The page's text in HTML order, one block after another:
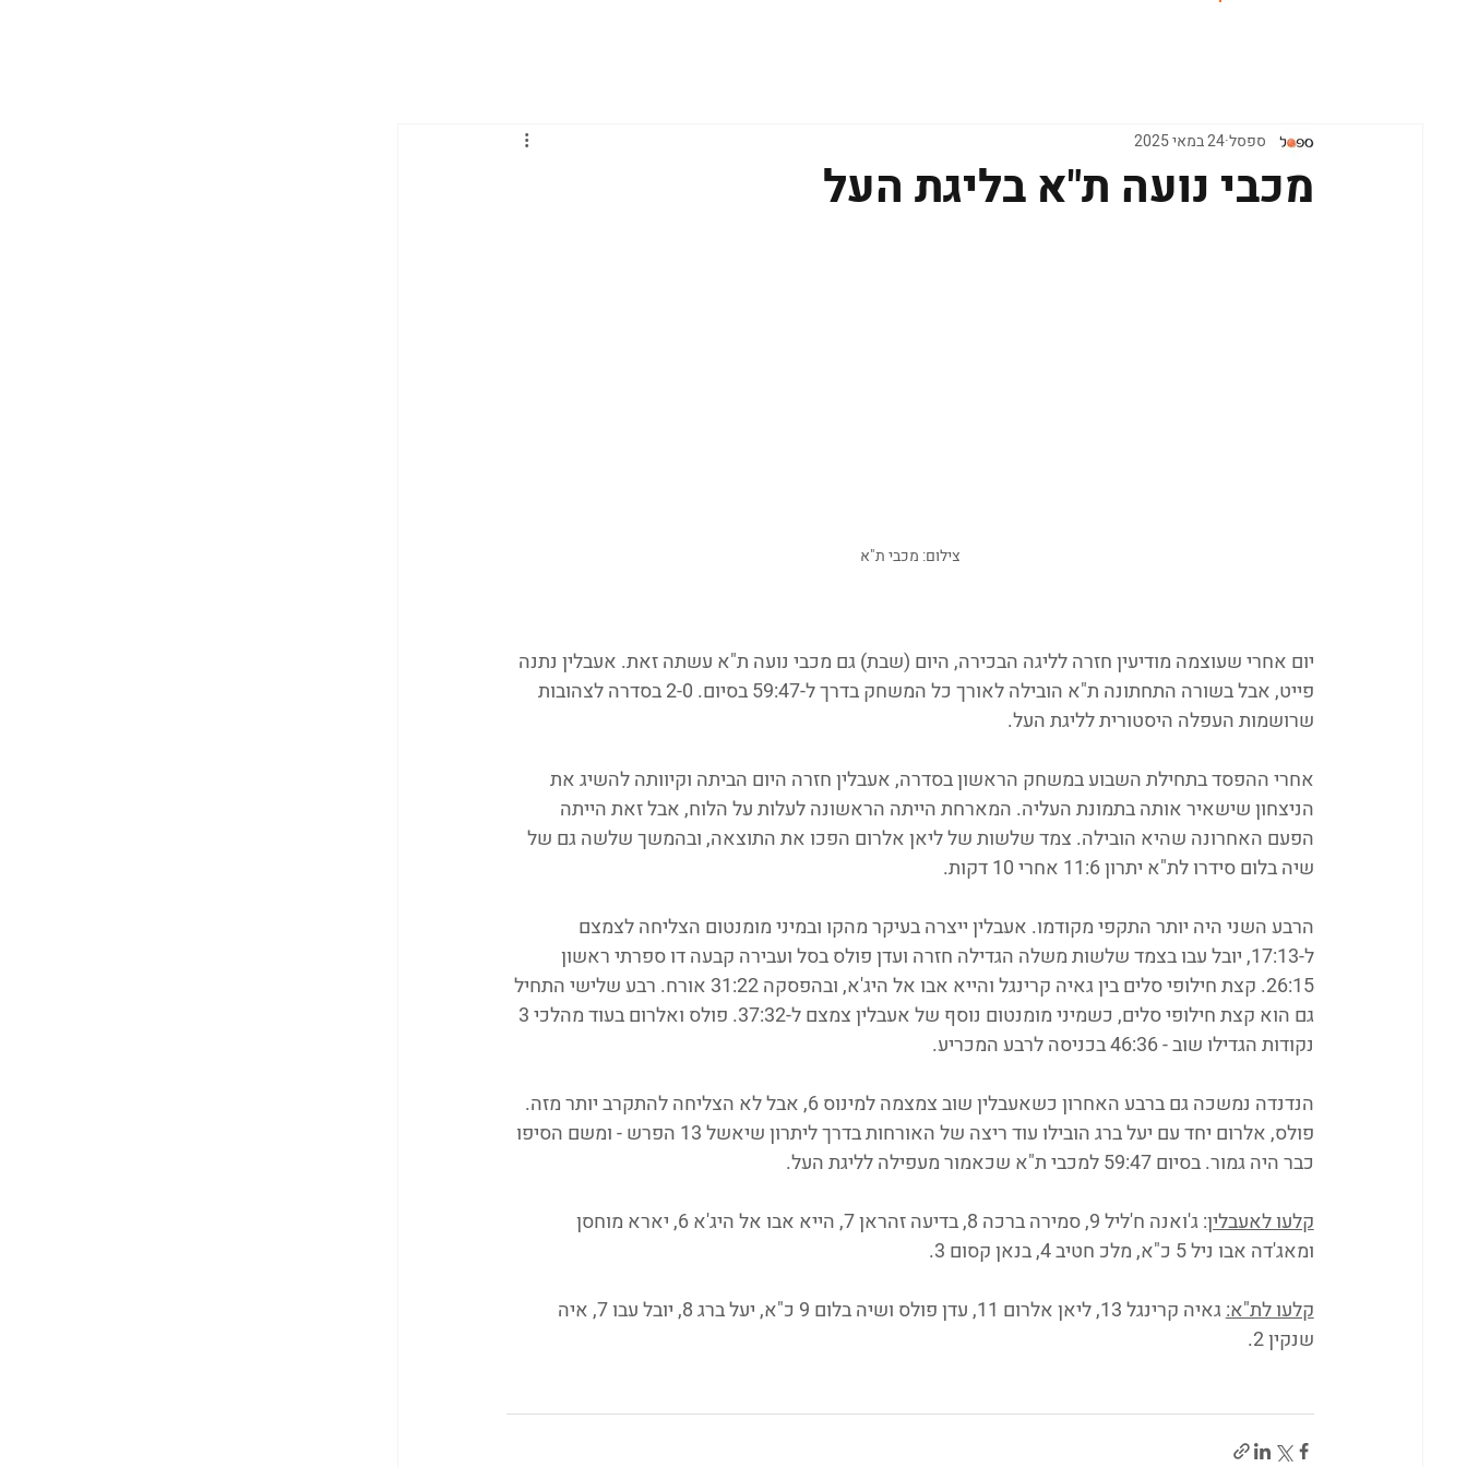
מכבי נועה ת"א בליגת העל
ספסל 24 במאי 2025
צילום: מכבי ת"א
יום אחרי שעוצמה מודיעין חזרה לליגה הבכירה, היום (שבת) גם מכבי נועה ת"א עשתה זאת. אעבלין נתנה
פייט, אבל בשורה התחתונה ת"א הובילה לאורך כל המשחק בדרך ל-59:47 בסיום. 2-0 בסדרה לצהובות
שרושמות העפלה היסטורית לליגת העל.
אחרי ההפסד בתחילת השבוע במשחק הראשון בסדרה, אעבלין חזרה היום הביתה וקיוותה להשיג את
הניצחון שישאיר אותה בתמונת העליה. המארחת הייתה הראשונה לעלות על הלוח, אבל זאת הייתה
הפעם האחרונה שהיא הובילה. צמד שלשות של ליאן אלרום הפכו את התוצאה, ובהמשך שלשה גם של
שיה בלום סידרו לת"א יתרון 11:6 אחרי 10 דקות.
הרבע השני היה יותר התקפי מקודמו. אעבלין ייצרה בעיקר מהקו ובמיני מומנטום הצליחה לצמצם
ל-17:13, יובל עבו בצמד שלשות משלה הגדילה חזרה ועדן פולס בסל ועבירה קבעה דו ספרתי ראשון
26:15. קצת חילופי סלים בין גאיה קרינגל והייא אבו אל היג'א, ובהפסקה 31:22 אורח. רבע שלישי התחיל
נקודות הגדילו שוב - 46:36 בכניסה לרבע המכריע.
הנדנדה נמשכה גם ברבע האחרון כשאעבלין שוב צמצמה למינוס 6, אבל לא הצליחה להתקרב יותר מזה.
פולס, אלרום יחד עם יעל ברג הובילו עוד ריצה של האורחות בדרך ליתרון שיאשל 13 הפרש - ומשם הסיפו
כבר היה גמור. בסיום 59:47 למכבי ת"א שכאמור מעפילה לליגת העל.
קלעו לאעבלין
: ג'ואנה ח'ליל 9, סמירה ברכה 8, בדיעה זהראן 7, הייא אבו אל היג'א 6, יארא מוחסן
ומאג'דה אבו ניל 5 כ"א, מלכ חטיב 4, בנאן קסום 3.
קלעו לת"א:
גאיה קרינגל 13, ליאן אלרום 11, עדן פולס ושיה בלום 9 כ"א, יעל ברג 8, יובל עבו 7, איה
שנקין 2.